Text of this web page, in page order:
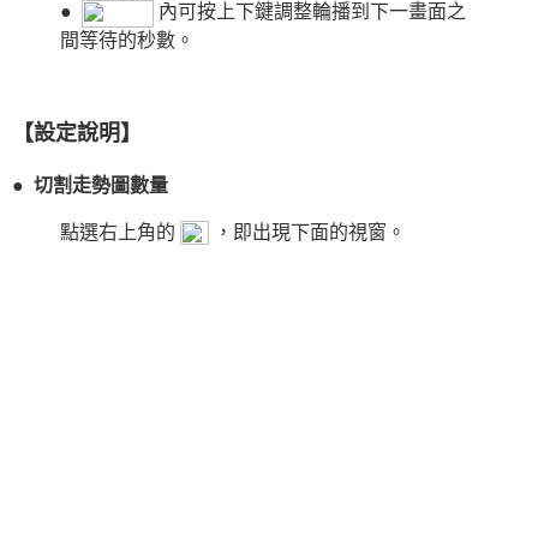
●
內可按上下鍵調整輪播到下一畫面之
間等待的秒數。
【設定說明】
● 切割走勢圖數量
點選右上角的 ，即出現下面的視窗。